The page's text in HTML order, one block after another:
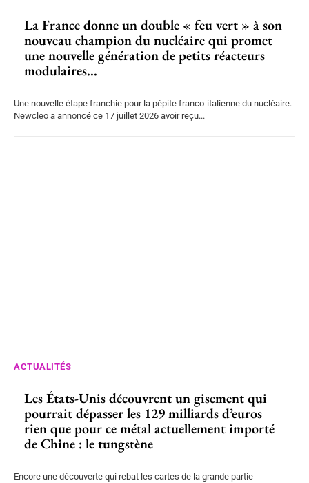
La France donne un double « feu vert » à son
nouveau champion du nucléaire qui promet
une nouvelle génération de petits réacteurs
modulaires...
Une nouvelle étape franchie pour la pépite franco-italienne du nucléaire.
Newcleo a annoncé ce 17 juillet 2026 avoir reçu...
ACTUALITÉS
Les États-Unis découvrent un gisement qui
pourrait dépasser les 129 milliards d’euros
rien que pour ce métal actuellement importé
de Chine : le tungstène
Encore une découverte qui rebat les cartes de la grande partie